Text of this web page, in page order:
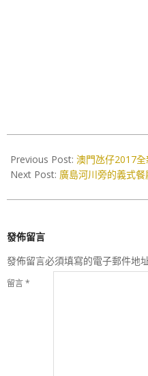
11-
28
Previous Post: 澳門氹仔2017全
Next Post: 廣島河川旁的義式餐
發佈留言
發佈留言必須填寫的電子郵件地
留言*